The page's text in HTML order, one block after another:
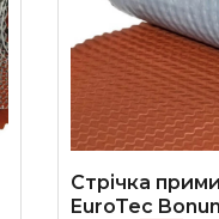
Стрічка
EuroTec